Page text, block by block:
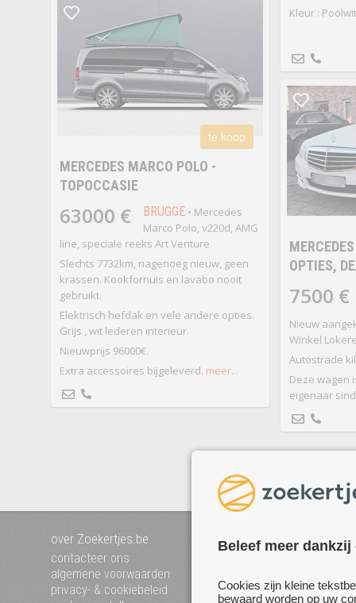
Beleef meer
Cookies zijn kleine
bewaard worden op uw
Kleur : Poolwit
te koop
MERCEDES MARCO POLO -
TOPOCCASIE
63000 € BRUGGE• Mercedes
Marco Polo, v220d, AMG
line, speciale reeks Art Venture
Slechts 7732km, nagenoeg nieuw, geen
krassen. Kookfornuis en lavabo nooit
gebruikt.
Elektrisch hefdak en vele andere opties.
Grijs , wit lederen interieur.
Nieuwprijs 96000€.
Extra accessoires bijgeleverd. meer...
OPTIES,
7500 €
Nieuw
Winkel
Autostrade
Deze wagen
eigenaar
over Zoekertjes.be
contacteer ons
algemene voorwaarden
privacy- & cookiebeleid
voeg uw zoekertje toe
mijn zoekertjes